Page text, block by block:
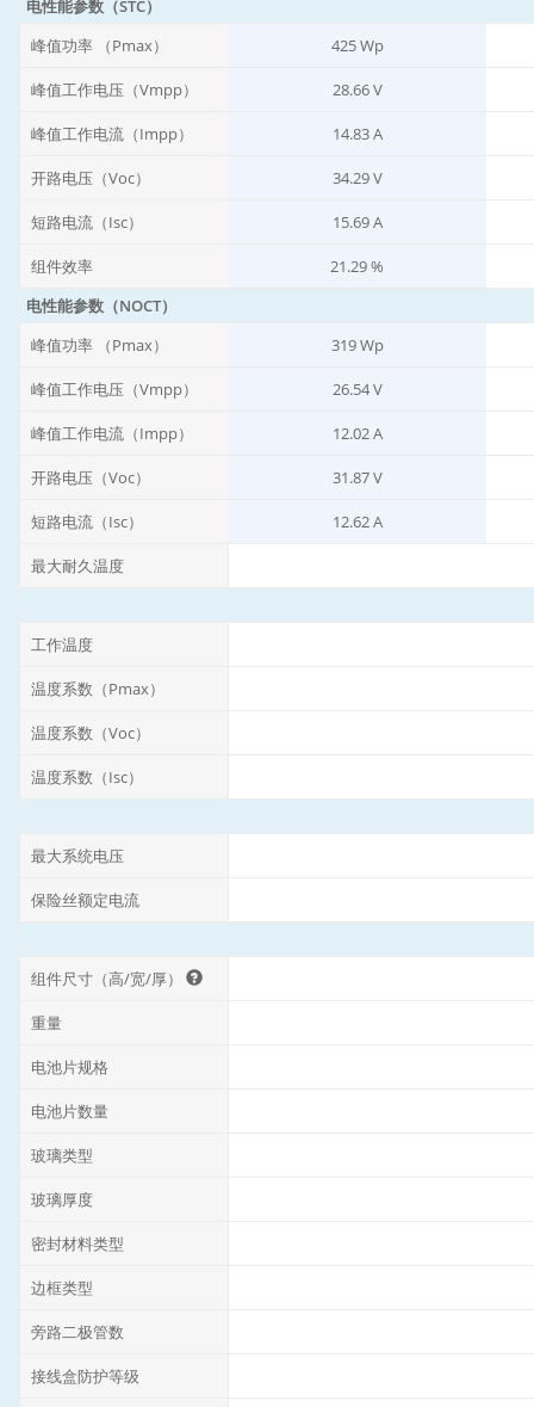
电性能参数（STC）
峰值功率 （Pmax）
425 Wp
峰值工作电压（Vmpp） 28.66 V
峰值工作电流（Impp） 14.83 A
开路电压（Voc） 34.29 V
短路电流（Isc） 15.69 A
组件效率
21.29 %
电性能参数（NOCT）
峰值功率 （Pmax）
319 Wp
峰值工作电压（Vmpp） 26.54 V
峰值工作电流（Impp） 12.02 A
开路电压（Voc） 31.87 V
短路电流（Isc） 12.62 A
最大耐久温度
工作温度
温度系数（Pmax）
温度系数（Voc）
温度系数（Isc）
最大系统电压
保险丝额定电流
组件尺寸（高/宽/厚）
重量
电池片规格
电池片数量
玻璃类型
玻璃厚度
密封材料类型
边框类型
旁路二极管数
接线盒防护等级